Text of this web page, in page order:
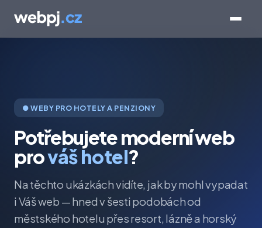
● WEBY PRO HOTELY A PENZIONY
Potřebujete moderní web
prováš hotel?
Na těchto ukázkách vidíte, jak by mohl vypadat
i Váš web — hned v šesti podobách od
městského hotelu přes resort, lázně a horský